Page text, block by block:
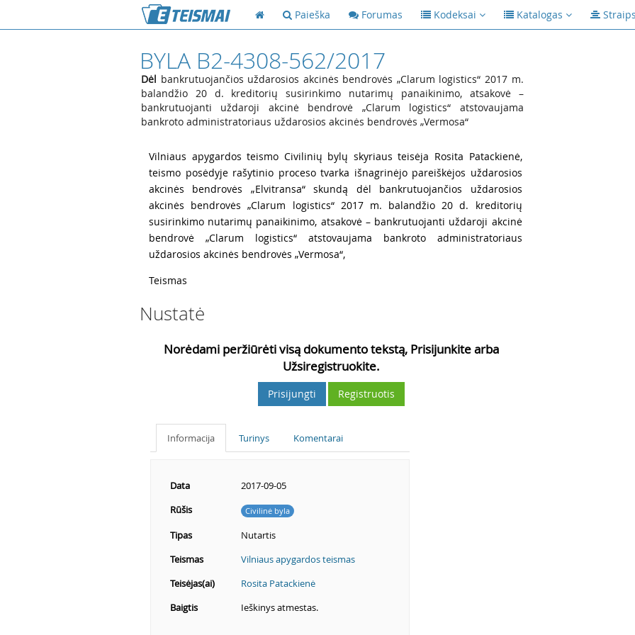
Paieška Forumas Kodeksai Katalogas
BYLA B2-4308-562/2017
Dėl bankrutuojančios uždarosios akcinės bendrovės „Clarum logistics“ 2017 m.
balandžio 20 d. kreditorių susirinkimo nutarimų panaikinimo, atsakovė –
bankrutuojanti uždaroji akcinė bendrovė „Clarum logistics“ atstovaujama
bankroto administratoriaus uždarosios akcinės bendrovės „Vermosa“
Vilniaus apygardos teismo Civilinių bylų skyriaus teisėja Rosita Patackienė,
teismo posėdyje rašytinio proceso tvarka išnagrinėjo pareiškėjos uždarosios
akcinės bendrovės „Elvitransa“ skundą dėl bankrutuojančios uždarosios
akcinės bendrovės „Clarum logistics“ 2017 m. balandžio 20 d. kreditorių
susirinkimo nutarimų panaikinimo, atsakovė – bankrutuojanti uždaroji akcinė
bendrovė „Clarum logistics“ atstovaujama bankroto administratoriaus
uždarosios akcinės bendrovės „Vermosa“,
Teismas
Nustatė
Norėdami peržiūrėti visą dokumento tekstą, Prisijunkite arba
Užsiregistruokite.
Prisijungti Registruotis
Informacija Turinys Komentarai
Data
2017-09-05
Rūšis
Civilinė byla
Tipas
Nutartis
Teismas
Vilniaus apygardos teismas
Teisėjas(ai)
Rosita Patackienė
Baigtis
Ieškinys atmestas.